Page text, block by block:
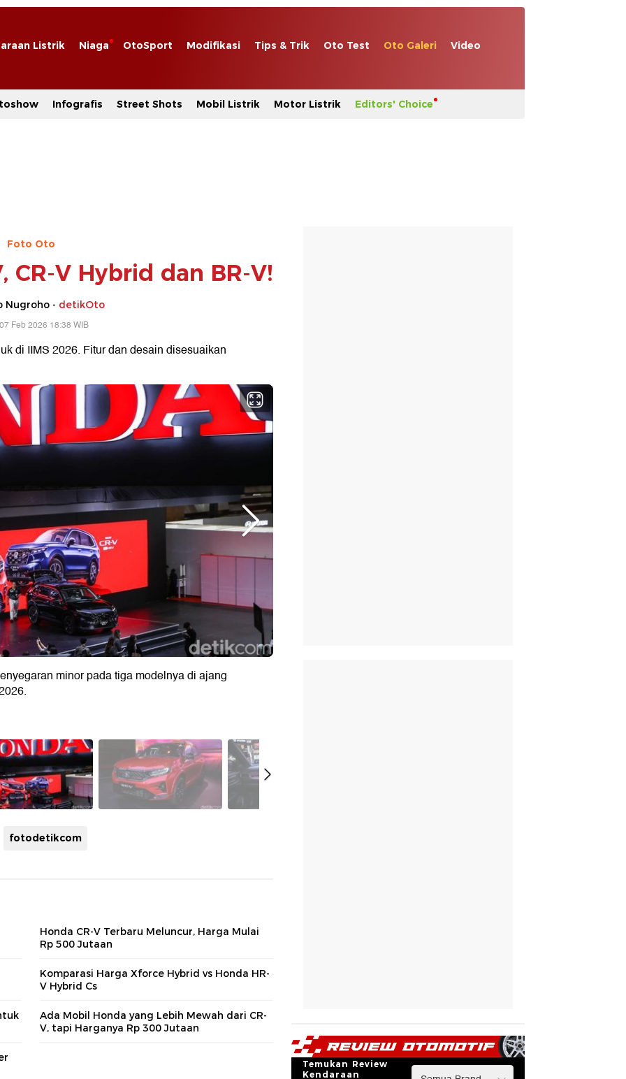
Listrik Niaga OtoSport Modifikasi Tips & Trik Oto Test Oto Galeri Video
Infografis Street Shots Mobil Listrik Motor Listrik Editors' Choice
Foto Oto
CR-V Hybrid dan BR-V!
Nugroho - detikOto
Feb 2026 18:38 WIB
di IIMS 2026. Fitur dan desain disesuaikan
minor pada tiga modelnya di ajang
fotodetikcom
Honda CR-V Terbaru Meluncur, Harga Mulai
Rp 500 Jutaan
Komparasi Harga Xforce Hybrid vs Honda HR-
V Hybrid Cs
Ada Mobil Honda yang Lebih Mewah dari CR-
V, tapi Harganya Rp 300 Jutaan
Temukan Review
Kendaraan